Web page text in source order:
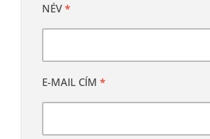
NÉV *
E-MAIL CÍM *